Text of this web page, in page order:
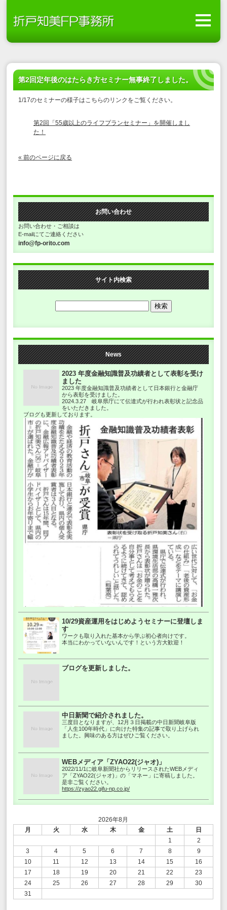
第2回定年後のはたらき方セミナー無事終了しました。
1/17のセミナーの様子はこちらのリンクをご覧ください。
第2回「55歳以上のライフプランセミナー」を開催しまし
た！
« 前のページに戻る
お問い合わせ
お問い合わせ・ご相談は
E-mailにてご連絡ください
info@fp-orito.com
サイト内検索
News
2023 年度金融知識普及功績者として表彰を受け
ました
2023 年度金融知識普及功績者として日本銀行と金融庁
から表彰を受けました。
2024.3.27 岐阜県庁にて伝達式が行われ表彰状と記念品
をいただきました。
ブログも更新しております。
10/29資産運用をはじめようセミナーに登壇しま
す
ワークも取り入れた基本から学ぶ初心者向けです。
本当にわかっていないんです！という方大歓迎！
ブログを更新しました。
中日新聞で紹介されました。
三度目となりますが、12月３日掲載の中日新聞岐阜版
「人生100年時代」に向けた特集の記事で取り上げられ
ました。興味のある方はぜひご覧ください。
WEBメディア「ZYAO22(ジャオ)」
2022/11/1に岐阜新聞社からリリースされたWEBメディ
ア「ZYAO22(ジャオ)」の「マネー」に寄稿しました。
是非ご覧ください。
https://zyao22.gifu-np.co.jp/
2026年8月
月
火 水 木 金 土
日
1
2
3
4 5 6 7 8
9
10
11 12 13 14 15
16
17
18 19 20 21 22
23
24
25 26 27 28 29
30
31